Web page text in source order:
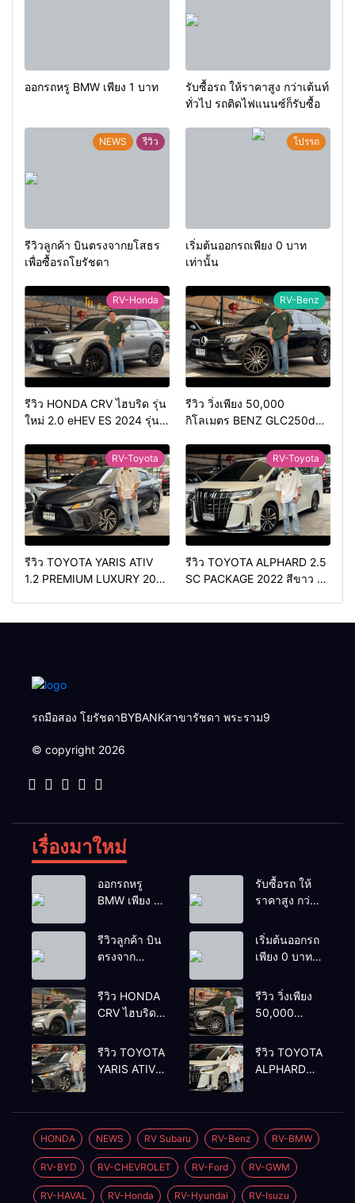
ออกรถหรู BMW เพียง 1 บาท
รับซื้อรถ ให้ราคาสูง กว่าเต้นท์
ทั่วไป รถติดไฟแนนซ์ก็รับซื้อ
NEWS รีวิว
รีวิวลูกค้า บินตรงจากยโสธร
เพื่อซื้อรถโยรัชดา
โปรรถ
เริ่มต้นออกรถเพียง 0 บาท
เท่านั้น
RV-Honda
รีวิว HONDA CRV ไฮบริด รุ่น
ใหม่ 2.0 eHEV ES 2024 รุ่น
วิ่ง3หมื่นกว่าโล
RV-Benz
รีวิว วิ่งเพียง 50,000
กิโลเมตร BENZ GLC250d
เดียว ดีเซล สวยหายาก ทรง
สปอร์ต
RV-Toyota
รีวิว TOYOTA YARIS ATIV
1.2 PREMIUM LUXURY 2024
RV-Toyota
รีวิว TOYOTA ALPHARD 2.5
SC PACKAGE 2022 สีขาว ท้อ
รถมือสอง โยรัชดาBYBANKสาขารัชดา พระราม9
© copyright 2026
เรื่องมาใหม่
ออกรถหรู
BMW เพียง 1
รับซื้อรถ ให้
ราคาสูง กว่า
ติดไฟแนนซ์ก็
รับซื้อ
รีวิวลูกค้า บิน
ตรงจาก
รถโยรัชดา
เริ่มต้นออกรถ
เพียง 0 บาท
รีวิว HONDA
CRV ไฮบริด
eHEV ES
2024 รุ่นรอง
วิ่ง3หมื่นกว่า
โล
รีวิว วิ่งเพียง
50,000
BENZ
GLC250d
เดียว ดีเซล
สวยหายาก
ทรง สปอร์ต
รีวิว TOYOTA
YARIS ATIV
ตัวท้อปสุ
ด✅ราคา
579,000
บาท🛣️วิ่งน้อย
รีวิว TOYOTA
ALPHARD
ท้อป
เบนซิน✅ราคา
2,050,000
บาท🛣️วิ่งน้อย
HONDA NEWS RV Subaru RV-Benz RV-BMW
RV-BYD RV-CHEVROLET RV-Ford RV-GWM
RV-HAVAL RV-Honda RV-Hyundai RV-Isuzu